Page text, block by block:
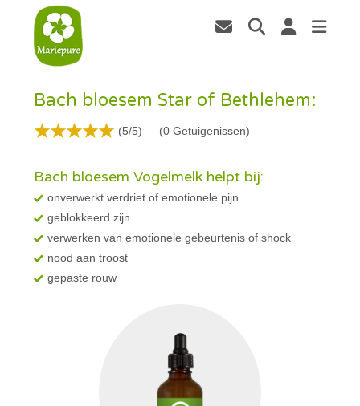
Bach bloesem Star of Bethlehem:
(5/5) (0 Getuigenissen)
Bach bloesem Vogelmelk helpt bij:
onverwerkt verdriet of emotionele pijn
geblokkeerd zijn
verwerken van emotionele gebeurtenis of shock
nood aan troost
gepaste rouw